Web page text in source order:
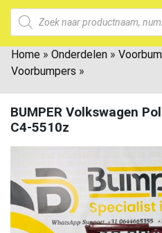
Home » Onderdelen »
Voorbumpers »
BUMPER Volkswagen
C4-5510z